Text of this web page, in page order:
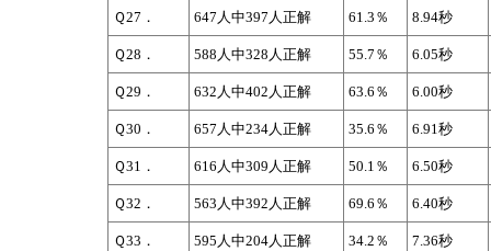
Ｑ27． 647人中397人正解 61.3％ 8.94秒
Ｑ28． 588人中328人正解 55.7％ 6.05秒
Ｑ29． 632人中402人正解 63.6％ 6.00秒
Ｑ30． 657人中234人正解 35.6％ 6.91秒
Ｑ31． 616人中309人正解 50.1％ 6.50秒
Ｑ32． 563人中392人正解 69.6％ 6.40秒
Ｑ33． 595人中204人正解 34.2％ 7.36秒